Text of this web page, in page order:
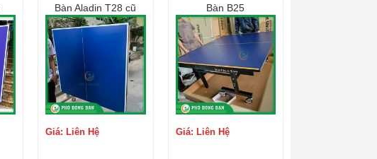
Bàn Aladin T28 cũ
Giá: Liên Hệ
Bàn B25
Giá: Liên Hệ